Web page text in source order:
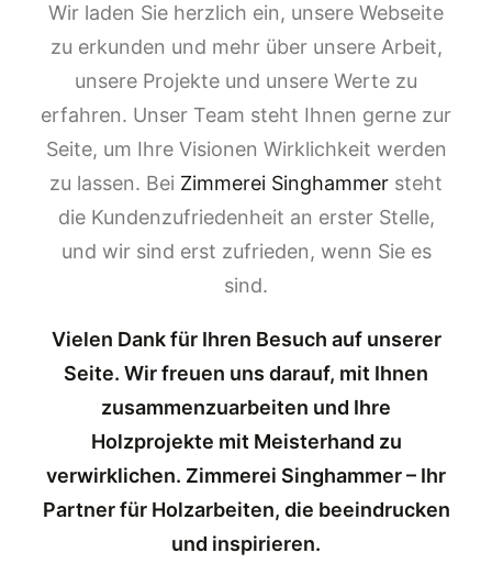
Wir laden Sie herzlich ein, unsere Webseite
zu erkunden und mehr über unsere Arbeit,
unsere Projekte und unsere Werte zu
erfahren. Unser Team steht Ihnen gerne zur
Seite, um Ihre Visionen Wirklichkeit werden
zu lassen. Bei Zimmerei Singhammer steht
die Kundenzufriedenheit an erster Stelle,
und wir sind erst zufrieden, wenn Sie es
sind.
Vielen Dank für Ihren Besuch auf unserer
Seite. Wir freuen uns darauf, mit Ihnen
zusammenzuarbeiten und Ihre
Holzprojekte mit Meisterhand zu
verwirklichen. Zimmerei Singhammer – Ihr
Partner für Holzarbeiten, die beeindrucken
und inspirieren.